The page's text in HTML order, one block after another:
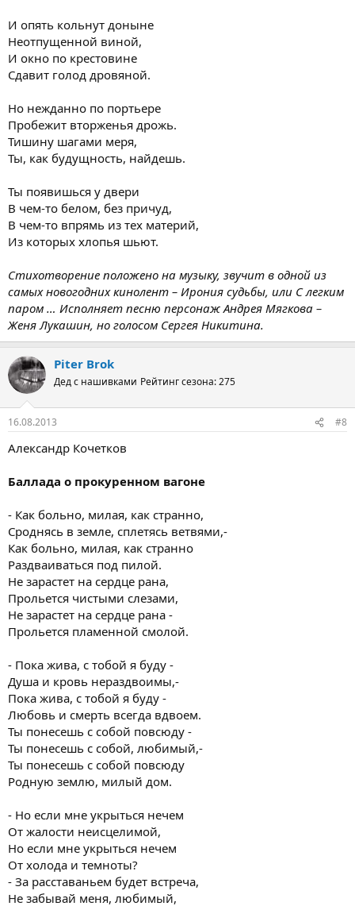
И опять кольнут доныне
Неотпущенной виной,
И окно по крестовине
Сдавит голод дровяной.
Но нежданно по портьере
Пробежит вторженья дрожь.
Тишину шагами меря,
Ты, как будущность, найдешь.
Ты появишься у двери
В чем-то белом, без причуд,
В чем-то впрямь из тех материй,
Из которых хлопья шьют.
Стихотворение положено на музыку, звучит в одной из
самых новогодних кинолент – Ирония судьбы, или С легким
паром … Исполняет песню персонаж Андрея Мягкова –
Женя Лукашин, но голосом Сергея Никитина.
Piter Brok
Дед с нашивками Рейтинг сезона: 275
16.08.2013 #8
Александр Кочетков
Баллада о прокуренном вагоне
- Как больно, милая, как странно,
Сроднясь в земле, сплетясь ветвями,-
Как больно, милая, как странно
Раздваиваться под пилой.
Не зарастет на сердце рана,
Прольется чистыми слезами,
Не зарастет на сердце рана -
Прольется пламенной смолой.
- Пока жива, с тобой я буду -
Душа и кровь нераздвоимы,-
Пока жива, с тобой я буду -
Любовь и смерть всегда вдвоем.
Ты понесешь с собой повсюду -
Ты понесешь с собой, любимый,-
Ты понесешь с собой повсюду
Родную землю, милый дом.
- Но если мне укрыться нечем
От жалости неисцелимой,
Но если мне укрыться нечем
От холода и темноты?
- За расставаньем будет встреча,
Не забывай меня, любимый,